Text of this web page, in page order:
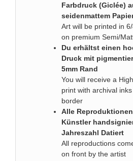
Farbdruck (Giclée)
seidenmattem
Art will be printed in
on premium Semi/
Du erhältst einen
Druck mit
5mm Rand
You will receive a
print with archival
border
Alle
Künstler
Jahreszahl Datiert
All reproductions
on front by the artist